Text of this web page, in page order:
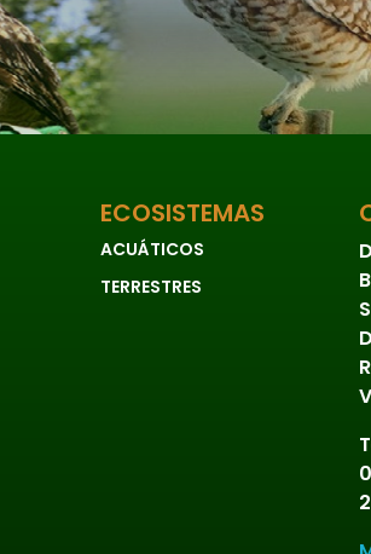
ECOSISTEMAS
ACUÁTICOS
TERRESTRES